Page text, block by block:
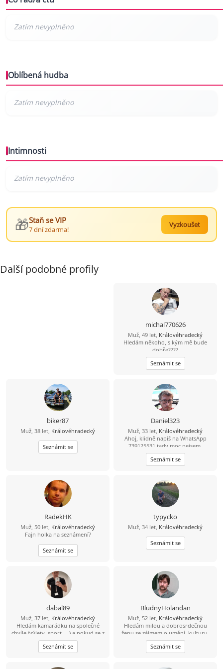
Oblíbená hudba
Intimnosti
🎁Staň se VIP
7 dní zdarma!
Vyzkoušet
Další podobné profily
michal770626
Muž, 49 let, Královéhradecký
Hledám někoho, s kým mě bude
dobře????
Seznámit se
biker87
Muž, 38 let, Královéhradecký
Seznámit se
Daniel323
Muž, 33 let, Královéhradecký
Ahoj, klidně napiš na WhatsApp
739125531 tady moc nejsem.
Seznámit se
RadekHK
Muž, 50 let, Královéhradecký
Fajn holka na seznámení?
Seznámit se
typycko
Muž, 34 let, Královéhradecký
Seznámit se
dabal89
Muž, 37 let, Královéhradecký
Hledám kamarádku na společné
chvíle (výlety, sport, ...) a pokud se z
toho vyklube něco víc, budu velmi
rád ... :-)
Seznámit se
BludnyHolandan
Muž, 52 let, Královéhradecký
Hledám milou a dobrosrdečnou
ženu se zájmem o umění, kulturu,
památky a láskou ke zvířatům a
přírodě. Rád bych s takovou ženou
spoluprožíval hezké chvíle a
Seznámit se